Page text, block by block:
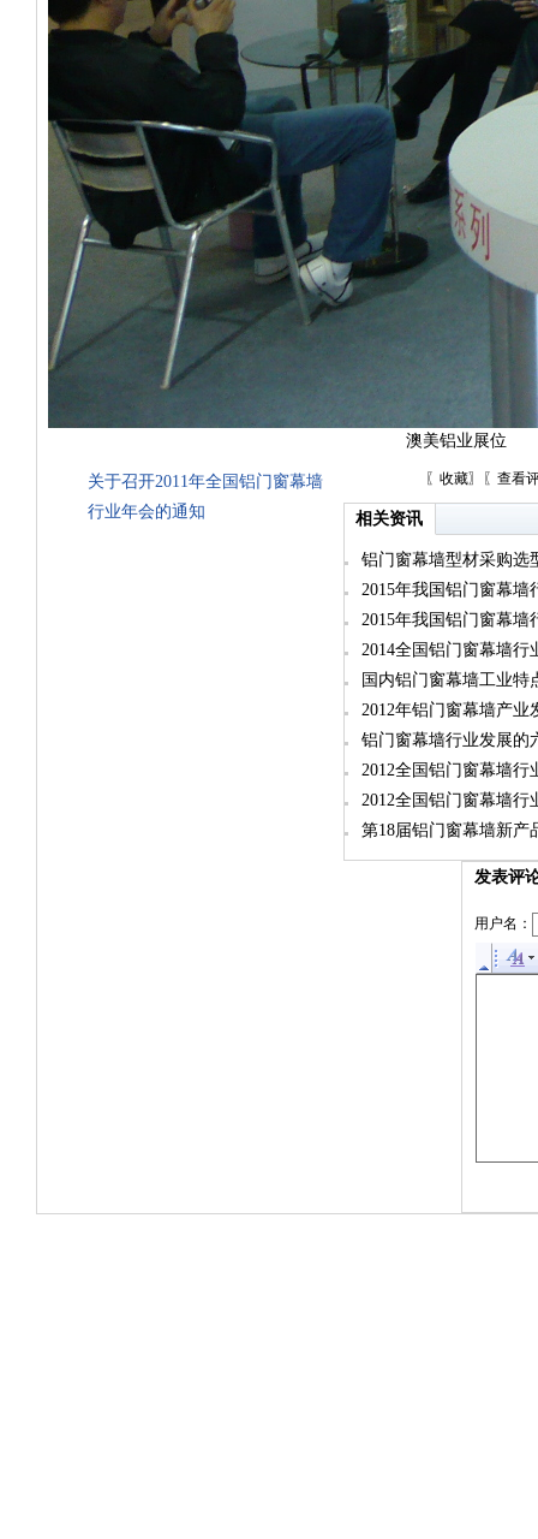
澳美铝业展位
关于召开2011年全国铝门窗幕墙
行业年会的通知
〖 收藏〗〖 查看
相关资讯
铝门窗幕墙型材采购选
2015年我国铝门窗幕墙
2015年我国铝门窗幕墙
2014全国铝门窗幕墙行
国内铝门窗幕墙工业特
2012年铝门窗幕墙产业
铝门窗幕墙行业发展的
2012全国铝门窗幕墙行
2012全国铝门窗幕墙行
第18届铝门窗幕墙新产
发表评
用户名：